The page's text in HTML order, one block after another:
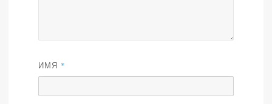
ИМЯ *